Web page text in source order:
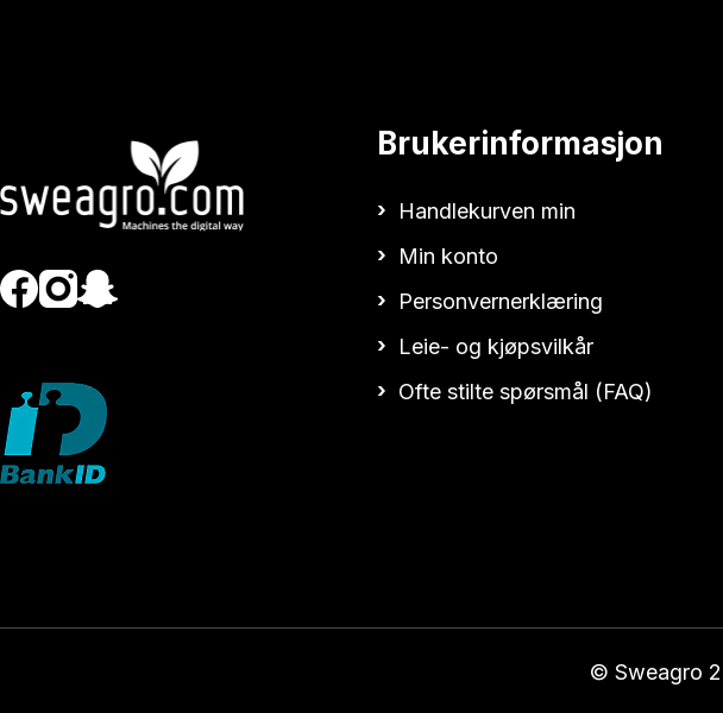
Brukerinformasjon
Handlekurven min
Min konto
Personvernerklæring
Leie- og kjøpsvilkår
Ofte stilte spørsmål (FAQ)
© Sweagro